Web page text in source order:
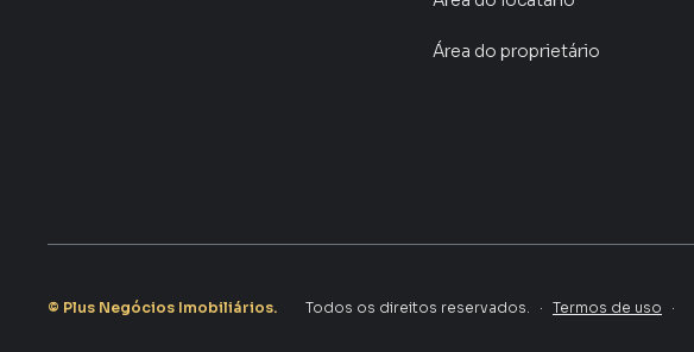
Área do proprietário
© Plus Negócios Imobiliários. Todos os direitos reservados. · Termos de uso ·